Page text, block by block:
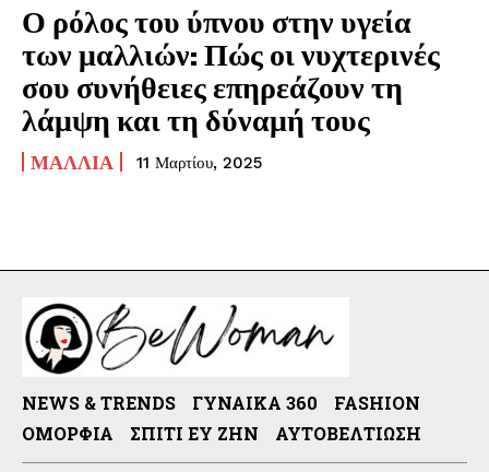
Ο ρόλος του ύπνου στην υγεία
των μαλλιών: Πώς οι νυχτερινές
σου συνήθειες επηρεάζουν τη
λάμψη και τη δύναμή τους
ΜΑΛΛΙΆ 11 Μαρτίου, 2025
NEWS & TRENDS ΓΥΝΑΊΚΑ 360
FASHION
ΟΜΟΡΦΙΆ
ΣΠΊΤΙ ΕΥ ΖΗΝ ΑΥΤΟΒΕΛΤΊΩΣΗ